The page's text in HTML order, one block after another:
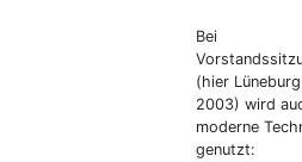
Bei
(hier Lüneburg
2003) wird
moderne
genutzt: